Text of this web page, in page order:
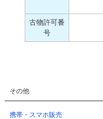
古物許可番
号
その他
携帯・スマホ販売